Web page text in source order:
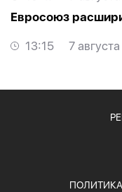
Евросоюз
13:15 7